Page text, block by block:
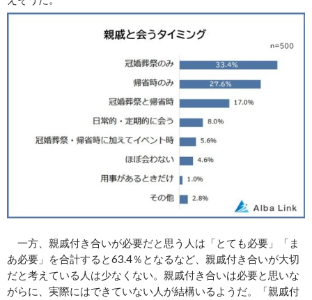
一方、親戚付き合いが必要だと思う人は「とても必要」「ま
あ必要」を合計すると63.4％となるなど、親戚付き合いが大切
だと考えている人は少なくない。親戚付き合いは必要と思いな
がらに、実際にはできていない人が結構いるようだ。「親戚付